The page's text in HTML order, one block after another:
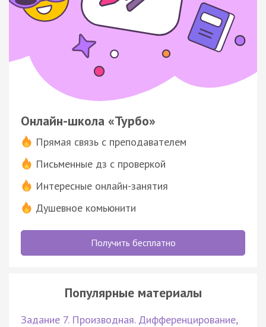
Онлайн-школа «Турбо»
Прямая связь с преподавателем
Письменные дз с проверкой
Интересные онлайн-занятия
Душевное комьюнити
Получить бесплатно
Популярные материалы
Задание 7. Производная. Дифференцирование,